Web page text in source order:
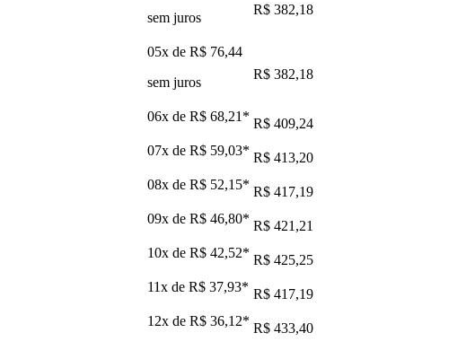
sem juros
R$ 382,18
05x de R$ 76,44
sem juros
R$ 382,18
06x de R$ 68,21 * R$ 409,24
07x de R$ 59,03* R$ 413,20
08x de R$ 52,15* R$ 417,19
09x de R$ 46,80* R$ 421,21
10x de R$ 42,52* R$ 425,25
11x de R$ 37,93* R$ 417,19
12x de R$ 36,12* R$ 433,40